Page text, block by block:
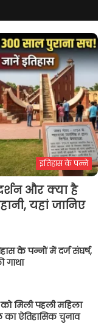
इतिहास के पन्ने
और क्या है
यहां जानिए
के पन्नों में दर्ज संघर्ष,
गाथा
मिली पहली महिला
का ऐतिहासिक चुनाव